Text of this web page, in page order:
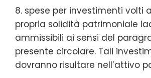
8. spese per investimenti volti
propria solidità patrimoniale
ammissibili ai sensi del
presente circolare. Tali
dovranno risultare nell’attivo